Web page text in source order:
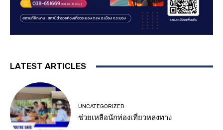
LATEST ARTICLES
UNCATEGORIZED
ช่วยเหลือนักท่องเที่ยวหลงทาง